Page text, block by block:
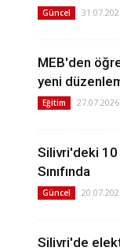
Güncel
MEB'den
yeni
Eğitim
Silivri'deki
Sınıfında
Güncel
Silivri'de